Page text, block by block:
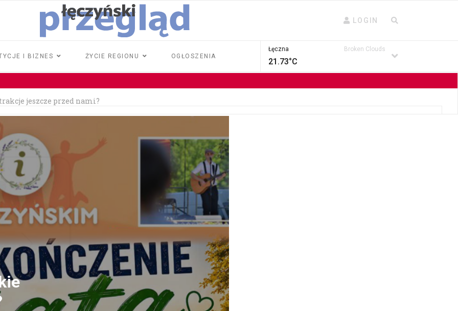
LOGIN
I BIZNES ŻYCIE REGIONU OGŁOSZENIA
Łęczna
21.73°C
Broken Clouds
jeszcze przed nami?
jazdy
18 tysięcy złotych
plony